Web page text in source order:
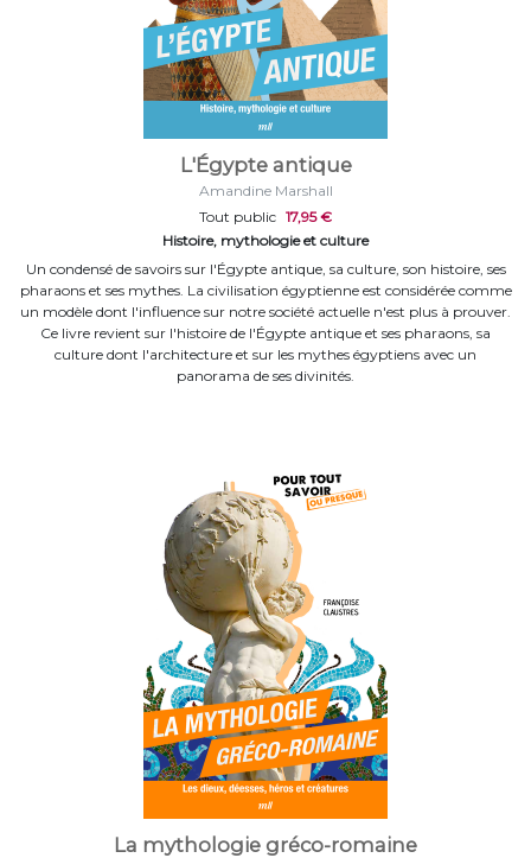
L'Égypte antique
Amandine Marshall
Tout public 17,95 €
Histoire, mythologie et culture
Un condensé de savoirs sur l'Égypte antique, sa culture, son histoire, ses
pharaons et ses mythes. La civilisation égyptienne est considérée comme
un modèle dont l'influence sur notre société actuelle n'est plus à prouver.
Ce livre revient sur l'histoire de l'Égypte antique et ses pharaons, sa
culture dont l'architecture et sur les mythes égyptiens avec un
panorama de ses divinités.
La mythologie gréco-romaine